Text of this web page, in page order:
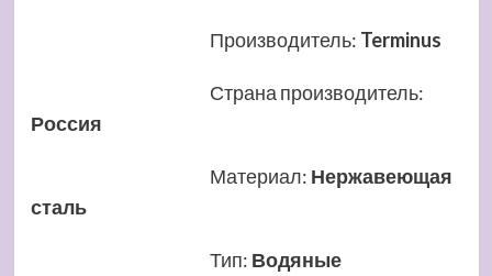
Производитель: Terminus
Страна производитель:
Россия
Материал: Нержавеющая
сталь
Тип: Водяные